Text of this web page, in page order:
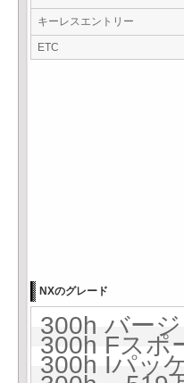
キーレスエントリー
ETC
NXのグレード
300h バー
300h Fス
300h Iパッ